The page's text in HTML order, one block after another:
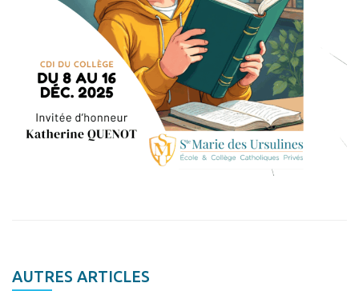
AUTRES ARTICLES